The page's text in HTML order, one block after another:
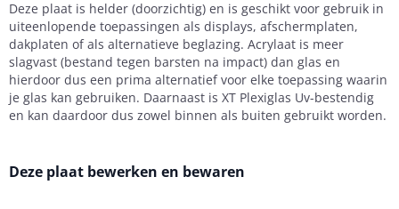
Deze plaat is helder (doorzichtig) en is geschikt voor gebruik in
uiteenlopende toepassingen als displays, afschermplaten,
dakplaten of als alternatieve beglazing. Acrylaat is meer
slagvast (bestand tegen barsten na impact) dan glas en
hierdoor dus een prima alternatief voor elke toepassing waarin
je glas kan gebruiken. Daarnaast is XT Plexiglas Uv-bestendig
en kan daardoor dus zowel binnen als buiten gebruikt worden.
Deze plaat bewerken en bewaren